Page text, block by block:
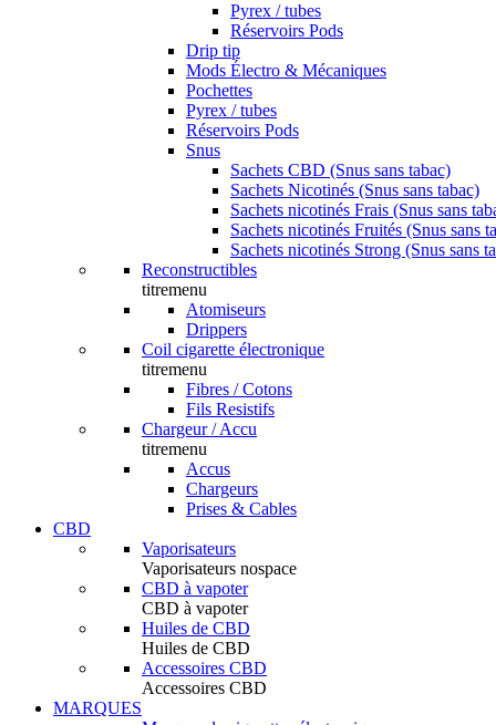
Pyrex / tubes
Réservoirs Pods
Drip tip
Mods Électro & Mécaniques
Pochettes
Pyrex / tubes
Réservoirs Pods
Snus
Sachets CBD (Snus sans tabac)
Sachets Nicotinés (Snus sans tabac)
Sachets nicotinés Frais (Snus sans
Sachets nicotinés Fruités (Snus sans
Sachets nicotinés Strong (Snus sans
Reconstructibles
titremenu
Atomiseurs
Drippers
Coil cigarette électronique
titremenu
Fibres / Cotons
Fils Resistifs
Chargeur / Accu
titremenu
Accus
Chargeurs
Prises & Cables
CBD
Vaporisateurs
Vaporisateurs nospace
CBD à vapoter
CBD à vapoter
Huiles de CBD
Huiles de CBD
Accessoires CBD
Accessoires CBD
MARQUES